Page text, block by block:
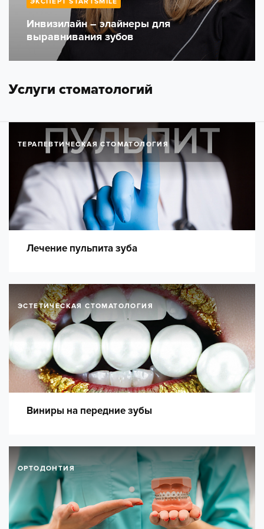
Инвизилайн – элайнеры для
выравнивания зубов
Услуги стоматологий
ТЕРАПЕВТИЧЕСКАЯ СТОМАТОЛОГИЯ
Лечение пульпита зуба
ЭСТЕТИЧЕСКАЯ СТОМАТОЛОГИЯ
Виниры на передние зубы
ОРТОДОНТИЯ